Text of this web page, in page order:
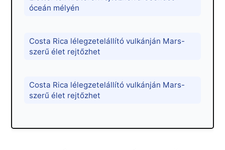
óceán mélyén
Costa Rica lélegzetelállító vulkánján Mars-
szerű élet rejtőzhet
Costa Rica lélegzetelállító vulkánján Mars-
szerű élet rejtőzhet